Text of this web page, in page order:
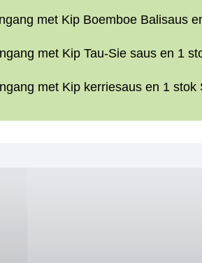
met Kip Boemboe Balisaus
met Kip Tau-Sie saus en 1
met Kip kerriesaus en 1 stok